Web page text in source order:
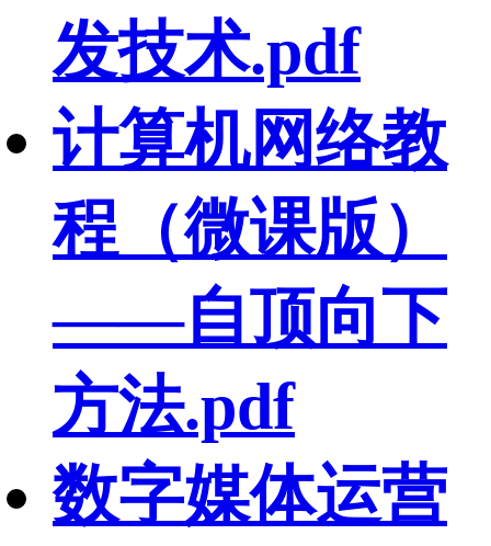
发技术.pdf
计算机网络教
程（微课版）
——自顶向下
方法.pdf
数字媒体运营